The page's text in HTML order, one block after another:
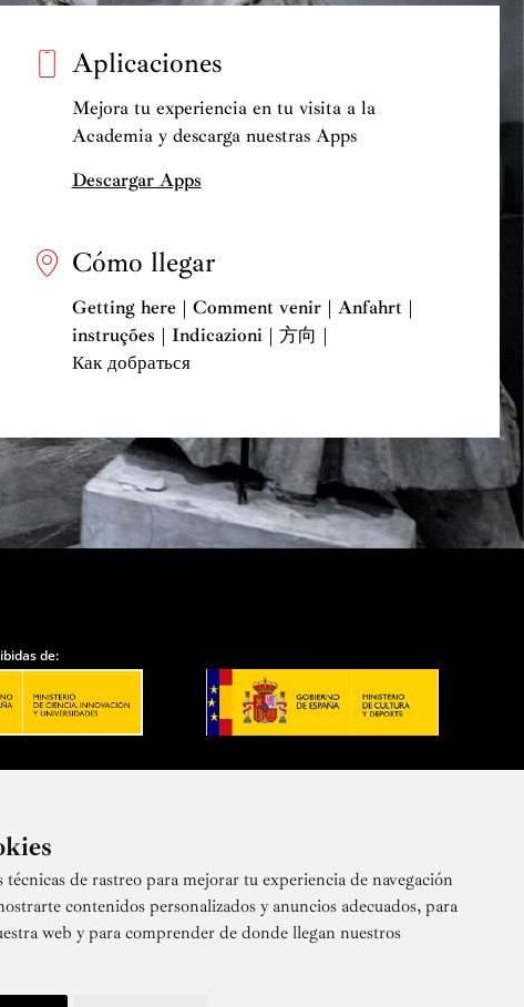
técnicas de rastreo para mejorar tu experiencia de navegación
contenidos personalizados y anuncios adecuados, para
web y para comprender de donde llegan nuestros
Aplicaciones
Mejora tu experiencia en tu visita a la
Academia y descarga nuestras Apps
Descargar Apps
Cómo llegar
Getting here | Comment venir | Anfahrt |
instruções | Indicazioni | 方向 |
Как добраться
de:
a nuestra newsletter